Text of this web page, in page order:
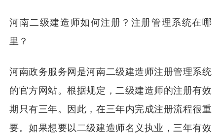
河南二级建造师如何注册？注册管理系统在哪
里？
河南政务服务网是河南二级建造师注册管理系统
的官方网站。根据规定，二级建造师的注册有效
期只有三年。因此，在三年内完成注册流程很重
要。如果想要以二级建造师名义执业，三年有效